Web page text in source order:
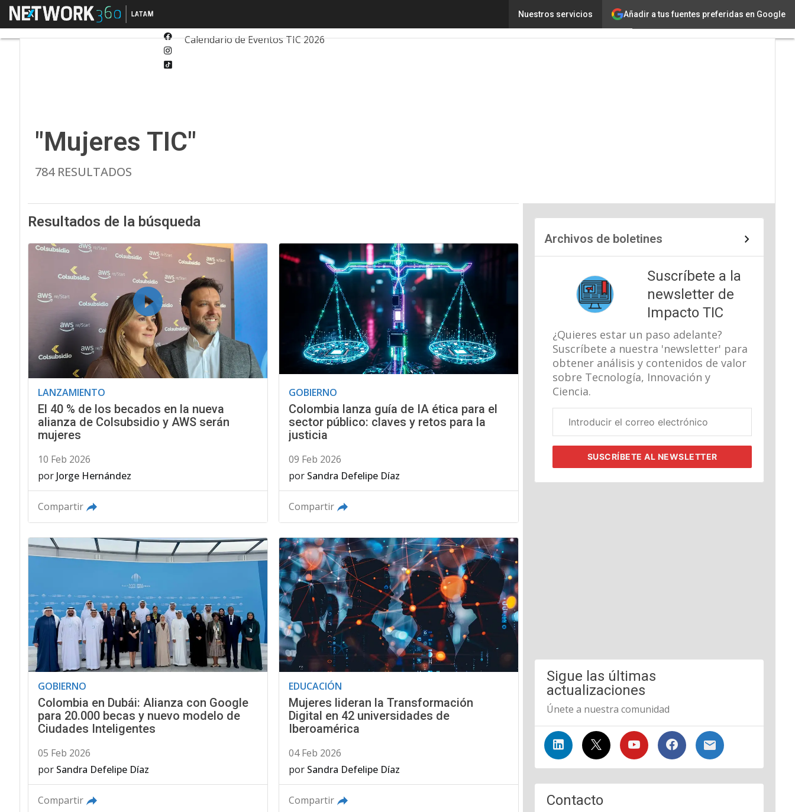
Añadir a tus fuentes preferidas en Google
Nuestros servicios
Menú
Facebook
Ciberseguridad
Calendario de Eventos TIC 2026
"Mujeres TIC"
784 RESULTADOS
Resultados de la búsqueda
LANZAMIENTO
El 40 % de los becados en la nueva
alianza de Colsubsidio y AWS serán
mujeres
10 Feb 2026
por Jorge Hernández
Compartir
GOBIERNO
Colombia lanza guía de IA ética para el
sector público: claves y retos para la
justicia
09 Feb 2026
por Sandra Defelipe Díaz
Compartir
GOBIERNO
Colombia en Dubái: Alianza con Google
para 20.000 becas y nuevo modelo de
Ciudades Inteligentes
05 Feb 2026
por Sandra Defelipe Díaz
Compartir
EDUCACIÓN
Mujeres lideran la Transformación
Digital en 42 universidades de
Iberoamérica
04 Feb 2026
por Sandra Defelipe Díaz
Compartir
Archivos de boletines
Suscríbete a la
newsletter de
Impacto TIC
¿Quieres estar un paso adelante?
Suscríbete a nuestra 'newsletter' para
obtener análisis y contenidos de valor
sobre Tecnología, Innovación y
Ciencia.
electrónico
SUSCRÍBETE AL NEWSLETTER
Sigue las últimas
actualizaciones
Únete a nuestra comunidad
Contacto